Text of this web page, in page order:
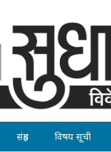
संग्रह विषय सूची